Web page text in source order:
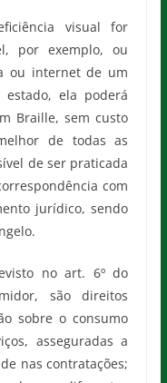
visual for
por exemplo, ou
ou internet de um
ela poderá
Braille, sem custo
de todas as
de ser praticada
com
jurídico, sendo
no art. 6º do
são direitos
sobre o consumo
asseguradas a
nas contratações;